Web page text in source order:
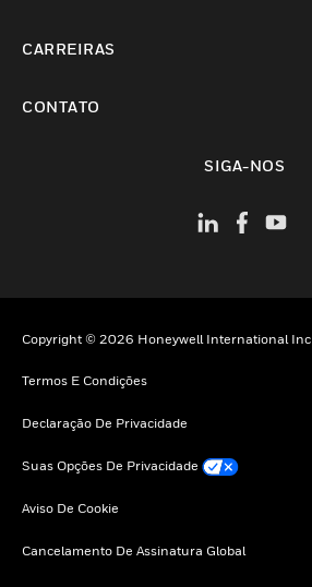
CARREIRAS
CONTATO
SIGA-NOS
Copyright © 2026 Honeywell International Inc
Termos E Condições
Declaração De Privacidade
Suas Opções De Privacidade
Aviso De Cookie
Cancelamento De Assinatura Global